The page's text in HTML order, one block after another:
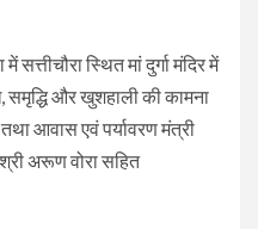
सत्तीचौरा स्थित मां दुर्गा मंदिर में
समृद्धि और खुशहाली की कामना
आवास एवं पर्यावरण मंत्री
अरूण वोरा सहित